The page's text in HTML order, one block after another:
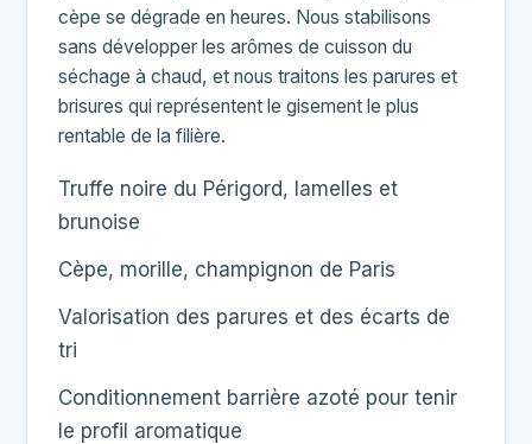
cèpe se dégrade en heures. Nous stabilisons
sans développer les arômes de cuisson du
séchage à chaud, et nous traitons les parures et
brisures qui représentent le gisement le plus
rentable de la filière.
Truffe noire du Périgord, lamelles et
brunoise
Cèpe, morille, champignon de Paris
Valorisation des parures et des écarts de
tri
Conditionnement barrière azoté pour tenir
le profil aromatique